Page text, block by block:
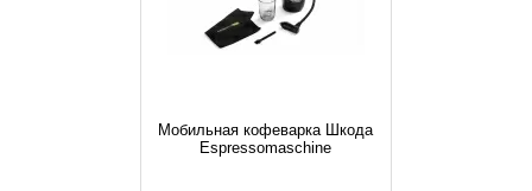
Мобильная кофеварка Шкода
Espressomaschine